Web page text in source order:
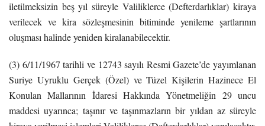
iletilmeksizin beş yıl süreyle Valiliklerce (Defterdarlıklar) kiraya
verilecek ve kira sözleşmesinin bitiminde yenileme şartlarının
oluşması halinde yeniden kiralanabilecektir.
(3) 6/11/1967 tarihli ve 12743 sayılı Resmi Gazete’de yayımlanan
Suriye Uyruklu Gerçek (Özel) ve Tüzel Kişilerin Hazinece El
Konulan Mallarının İdaresi Hakkında Yönetmeliğin 29 uncu
maddesi uyarınca; taşınır ve taşınmazların bir yıldan az süreyle